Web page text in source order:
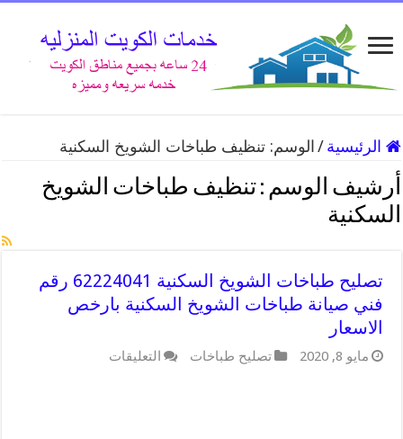
الرئيسية / الوسم:تنظيف طباخات الشويخ السكنية
أرشيف الوسم :تنظيف طباخات الشويخ
السكنية
تصليح طباخات الشويخ السكنية 62224041 رقم
فني صيانة طباخات الشويخ السكنية بارخص
الاسعار
مايو 8, 2020 تصليح طباخات التعليقات